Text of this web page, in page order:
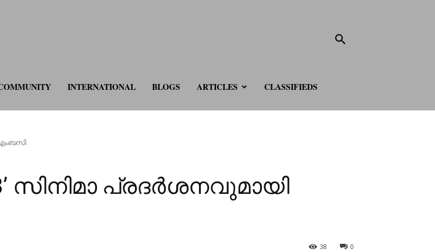
INTERNATIONAL BLOGS ARTICLES CLASSIFIEDS
എംബസി
സിനിമാ പ്രദർശനവുമായി
0
38